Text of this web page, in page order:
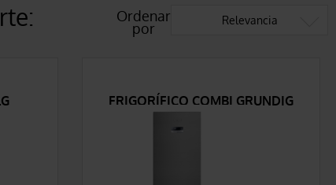
Ordenar
por Relevancia
FRIGORÍFICO COMBI GRUNDIG
GKN 26845 FXN